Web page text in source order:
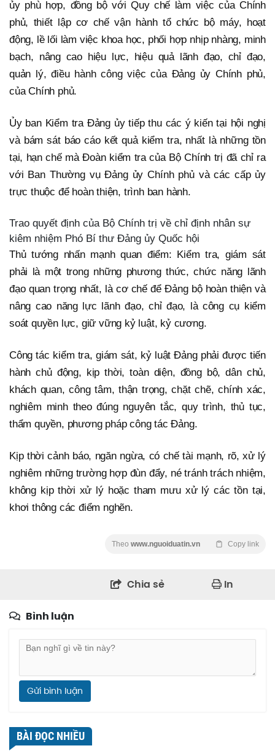
ủy phù hợp, đồng bộ với Quy chế làm việc của Chính
phủ, thiết lập cơ chế vận hành tổ chức bộ máy, hoạt
động, lề lối làm việc khoa học, phối hợp nhịp nhàng, minh
bạch, nâng cao hiệu lực, hiệu quả lãnh đạo, chỉ đạo,
quản lý, điều hành công việc của Đảng ủy Chính phủ,
của Chính phủ.
Ủy ban Kiểm tra Đảng ủy tiếp thu các ý kiến tại hội nghị
và bám sát báo cáo kết quả kiểm tra, nhất là những tồn
tại, hạn chế mà Đoàn kiểm tra của Bộ Chính trị đã chỉ ra
với Ban Thường vụ Đảng ủy Chính phủ và các cấp ủy
trực thuộc để hoàn thiện, trình ban hành.
Trao quyết định của Bộ Chính trị về chỉ định nhân sự
kiêm nhiệm Phó Bí thư Đảng ủy Quốc hội
Thủ tướng nhấn mạnh quan điểm: Kiểm tra, giám sát
phải là một trong những phương thức, chức năng lãnh
đạo quan trọng nhất, là cơ chế để Đảng bộ hoàn thiện và
nâng cao năng lực lãnh đạo, chỉ đạo, là công cụ kiểm
soát quyền lực, giữ vững kỷ luật, kỷ cương.
Công tác kiểm tra, giám sát, kỷ luật Đảng phải được tiến
hành chủ động, kịp thời, toàn diện, đồng bộ, dân chủ,
khách quan, công tâm, thận trọng, chặt chẽ, chính xác,
nghiêm minh theo đúng nguyên tắc, quy trình, thủ tục,
thẩm quyền, phương pháp công tác Đảng.
Kịp thời cảnh báo, ngăn ngừa, có chế tài mạnh, rõ, xử lý
nghiêm những trường hợp đùn đẩy, né tránh trách nhiệm,
không kịp thời xử lý hoặc tham mưu xử lý các tồn tại,
khơi thông các điểm nghẽn.
Theo www.nguoiduatin.vn Copy link
Chia sẻ In
Bình luận
Gửi bình luận
BÀI ĐỌC NHIỀU